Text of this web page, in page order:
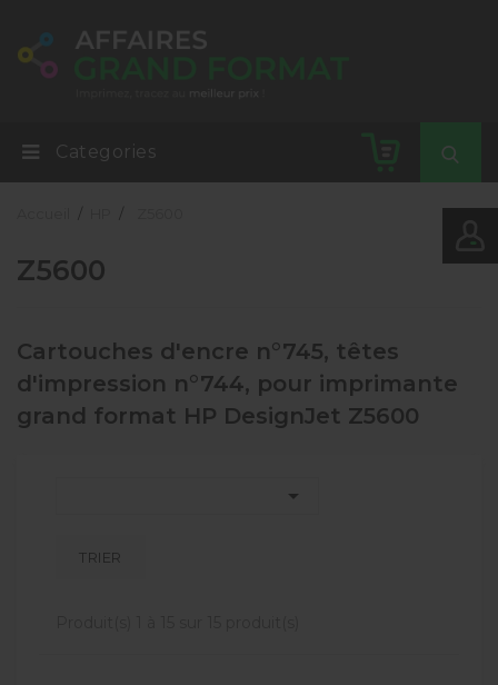
Categories
Z5600
Cartouches d'encre n°745, têtes
d'impression n°744, pour imprimante
grand format HP DesignJet Z5600

TRIER